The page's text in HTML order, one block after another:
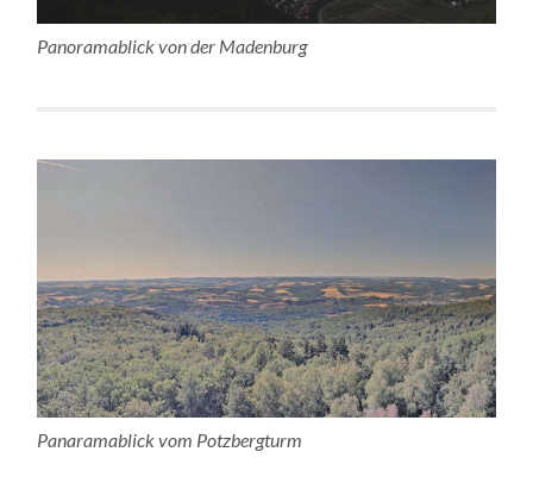
Panoramablick von der Madenburg
Panaramablick vom Potzbergturm